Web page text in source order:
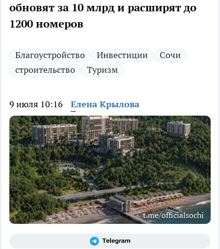
обновят за 10 млрд и расширят до
1200 номеров
Благоустройство Инвестиции
Сочи
строительство
Туризм
9 июля 10:16 Елена Крылова
t.me/officialsochi